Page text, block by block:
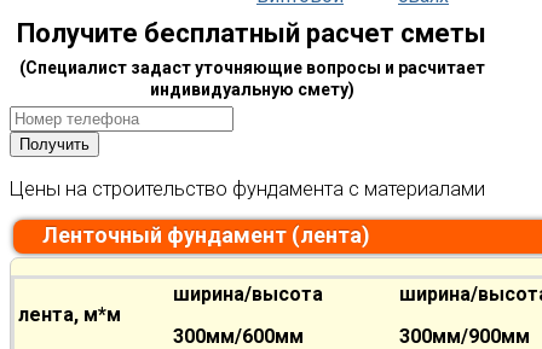
Получите бесплатный расчет сметы
(Специалист задаст уточняющие вопросы и расчитает
индивидуальную смету)
Цены на строительство фундамента с материалами
Ленточный фундамент (лента)
лента, м*м
ширина/высота
300мм/600мм
ширина/
300мм/900мм